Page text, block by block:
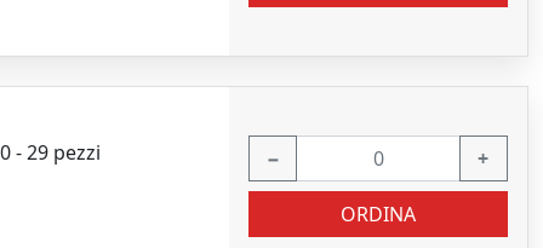
- 29 pezzi − +
ORDINA